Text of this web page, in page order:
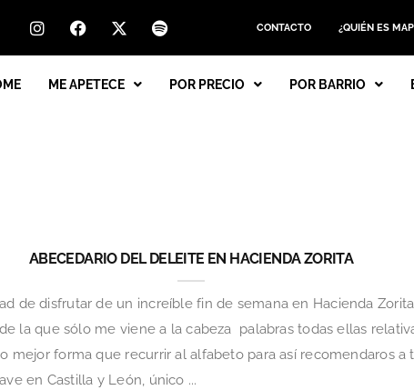
CONTACTO ¿QUIÉN ES
ME APETECE POR PRECIO POR BARRIO
ABECEDARIO DEL DELEITE EN HACIENDA ZORITA
de disfrutar de un increíble fin de semana en Hacienda
la que sólo me viene a la cabeza palabras todas ellas
mejor forma que recurrir al alfabeto para así recomendaros a
en Castilla y León, único ...